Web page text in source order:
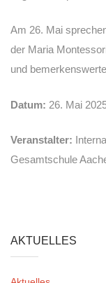
Am 26. Mai
der Maria
und
Datum: 26. Mai
Veranstalter:
Gesamtschule
AKTUELLES